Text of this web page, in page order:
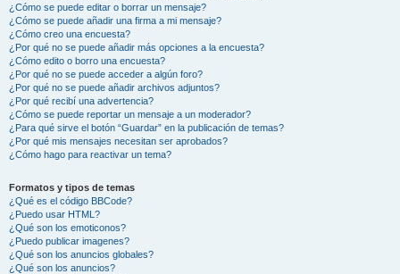
¿Cómo se puede editar o borrar un mensaje?
¿Cómo se puede añadir una firma a mi mensaje?
¿Cómo creo una encuesta?
¿Por qué no se puede añadir más opciones a la encuesta?
¿Cómo edito o borro una encuesta?
¿Por qué no se puede acceder a algún foro?
¿Por qué no se puede añadir archivos adjuntos?
¿Por qué recibí una advertencia?
¿Cómo se puede reportar un mensaje a un moderador?
¿Para qué sirve el botón “Guardar” en la publicación de temas?
¿Por qué mis mensajes necesitan ser aprobados?
¿Cómo hago para reactivar un tema?
Formatos y tipos de temas
¿Qué es el código BBCode?
¿Puedo usar HTML?
¿Qué son los emoticonos?
¿Puedo publicar imagenes?
¿Qué son los anuncios globales?
¿Qué son los anuncios?